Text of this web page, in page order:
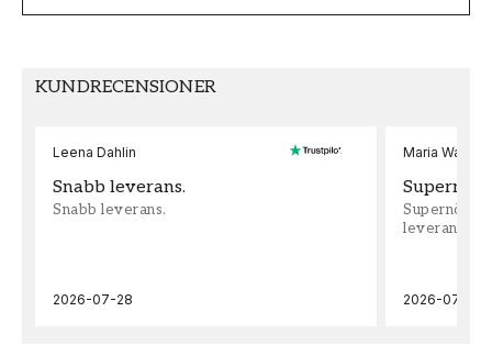
KUNDRECENSIONER
Leena Dahlin
Snabb leverans.
Snabb leverans.
2026-07-28
Maria
leveran,
2026-07-22